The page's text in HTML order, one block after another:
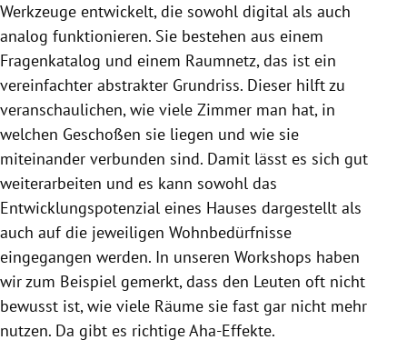
Werkzeuge entwickelt, die sowohl digital als auch
analog funktionieren. Sie bestehen aus einem
Fragenkatalog und einem Raumnetz, das ist ein
vereinfachter abstrakter Grundriss. Dieser hilft zu
veranschaulichen, wie viele Zimmer man hat, in
welchen Geschoßen sie liegen und wie sie
miteinander verbunden sind. Damit lässt es sich gut
weiterarbeiten und es kann sowohl das
Entwicklungspotenzial eines Hauses dargestellt als
auch auf die jeweiligen Wohnbedürfnisse
eingegangen werden. In unseren Workshops haben
wir zum Beispiel gemerkt, dass den Leuten oft nicht
bewusst ist, wie viele Räume sie fast gar nicht mehr
nutzen. Da gibt es richtige Aha-Effekte.